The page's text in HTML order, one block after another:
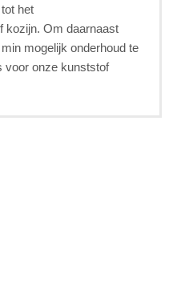
het
kozijn. Om daarnaast
mogelijk onderhoud te
voor onze kunststof